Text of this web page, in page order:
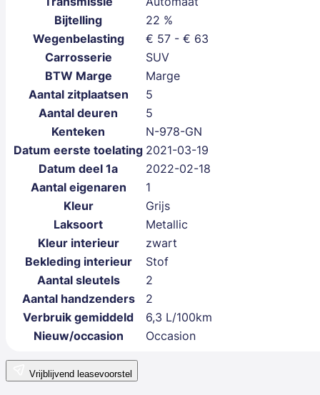
Bijtelling
22 %
Wegenbelasting
€ 57 - € 63
Carrosserie
SUV
BTW Marge
Marge
Aantal zitplaatsen
5
Aantal deuren
5
Kenteken
N-978-GN
Datum eerste toelating 2021-03-19
Datum deel 1a
2022-02-18
Aantal eigenaren
1
Kleur
Grijs
Laksoort
Metallic
Kleur interieur
zwart
Bekleding interieur
Stof
Aantal sleutels
2
Aantal handzenders
2
Verbruik gemiddeld
6,3 L/100km
Nieuw/occasion
Occasion
Vrijblijvend leasevoorstel